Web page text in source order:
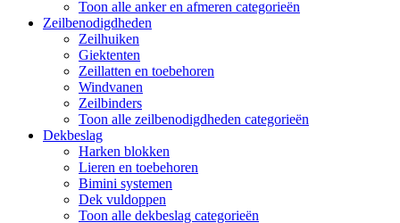
Toon alle anker en afmeren categorieën
Zeilbenodigdheden
Zeilhuiken
Giektenten
Zeillatten en toebehoren
Windvanen
Zeilbinders
Toon alle zeilbenodigdheden categorieën
Dekbeslag
Harken blokken
Lieren en toebehoren
Bimini systemen
Dek vuldoppen
Toon alle dekbeslag categorieën